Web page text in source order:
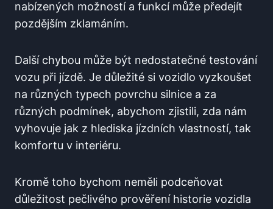
nabízených možností a funkcí může předejít
pozdějším zklamáním.
Další chybou může být nedostatečné testování
vozu při jízdě. Je důležité si vozidlo vyzkoušet
na různých typech povrchu silnice a za
různých podmínek, abychom zjistili, zda nám
vyhovuje jak z hlediska jízdních vlastností, tak
komfortu v interiéru.
Kromě toho bychom neměli podceňovat
důležitost pečlivého prověření historie vozidla